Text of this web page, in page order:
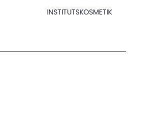
INSTITUTSKOSMETIK